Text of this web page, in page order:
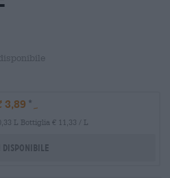
3,89
L Bottiglia € 11,33 / L
disponibile